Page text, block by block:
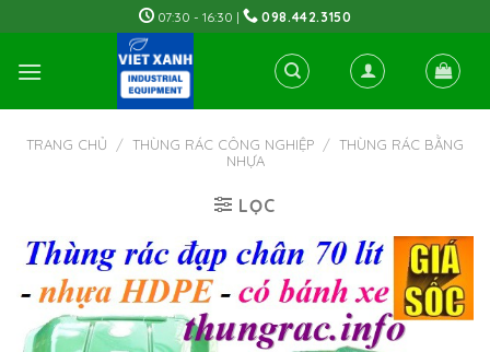
to
content
07:30 - 16:30 | 098.442.3150
TRANG CHỦ / THÙNG RÁC CÔNG NGHIỆP / THÙNG RÁC BẰNG
NHỰA
LỌC